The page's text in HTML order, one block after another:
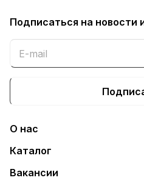
Подписаться на новости
О нас
Каталог
Вакансии